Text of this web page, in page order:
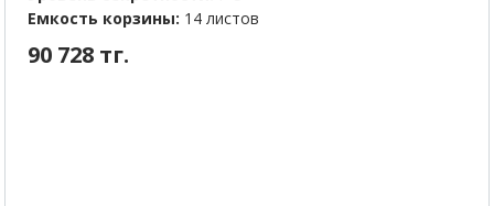
Емкость корзины: 14 листов
90 728 тг.